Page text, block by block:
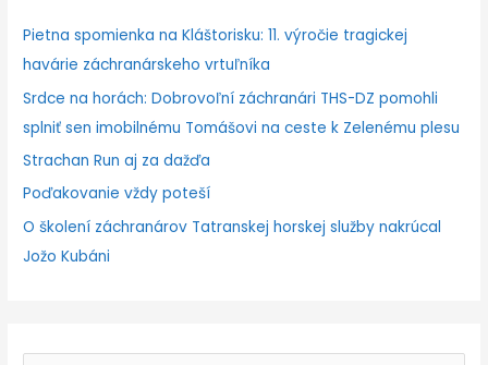
Pietna spomienka na Kláštorisku: 11. výročie tragickej
havárie záchranárskeho vrtuľníka
Srdce na horách: Dobrovoľní záchranári THS-DZ pomohli
splniť sen imobilnému Tomášovi na ceste k Zelenému plesu
Strachan Run aj za dažďa
Poďakovanie vždy poteší
O školení záchranárov Tatranskej horskej služby nakrúcal
Jožo Kubáni